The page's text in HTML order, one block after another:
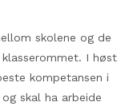
skolene og de
I høst
kompetansen i
skal ha arbeide